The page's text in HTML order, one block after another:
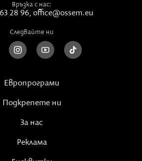
Връзка с нас:
28 96, office@ossem.eu
Следвайте ни
Европрограми
Подкрепете ни
За нас
Реклама